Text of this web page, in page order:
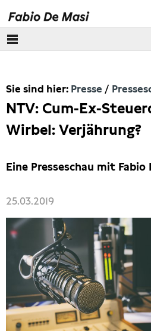
Europäisches Parlament
Themen
Interviews
Artikel
Presseschau
Publikationen
Sie sind hier: Presse
NTV: Cum-Ex-
Wirbel: Verjährung?
Eine Presseschau mit Fabio
25.03.2019